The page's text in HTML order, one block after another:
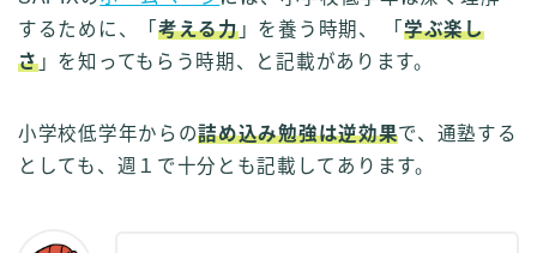
するために、「 考える力」を養う時期、 「学ぶ楽し
さ」を知ってもらう時期、と記載があります。
小学校低学年からの詰め込み勉強は逆効果で、通塾する
としても、週１で十分とも記載してあります。